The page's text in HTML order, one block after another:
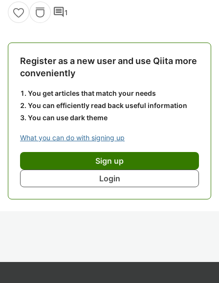
comment1
Register as a new user and use Qiita more
conveniently
You get articles that match your needs
You can efficiently read back useful information
You can use dark theme
What you can do with signing up
Sign up
Login